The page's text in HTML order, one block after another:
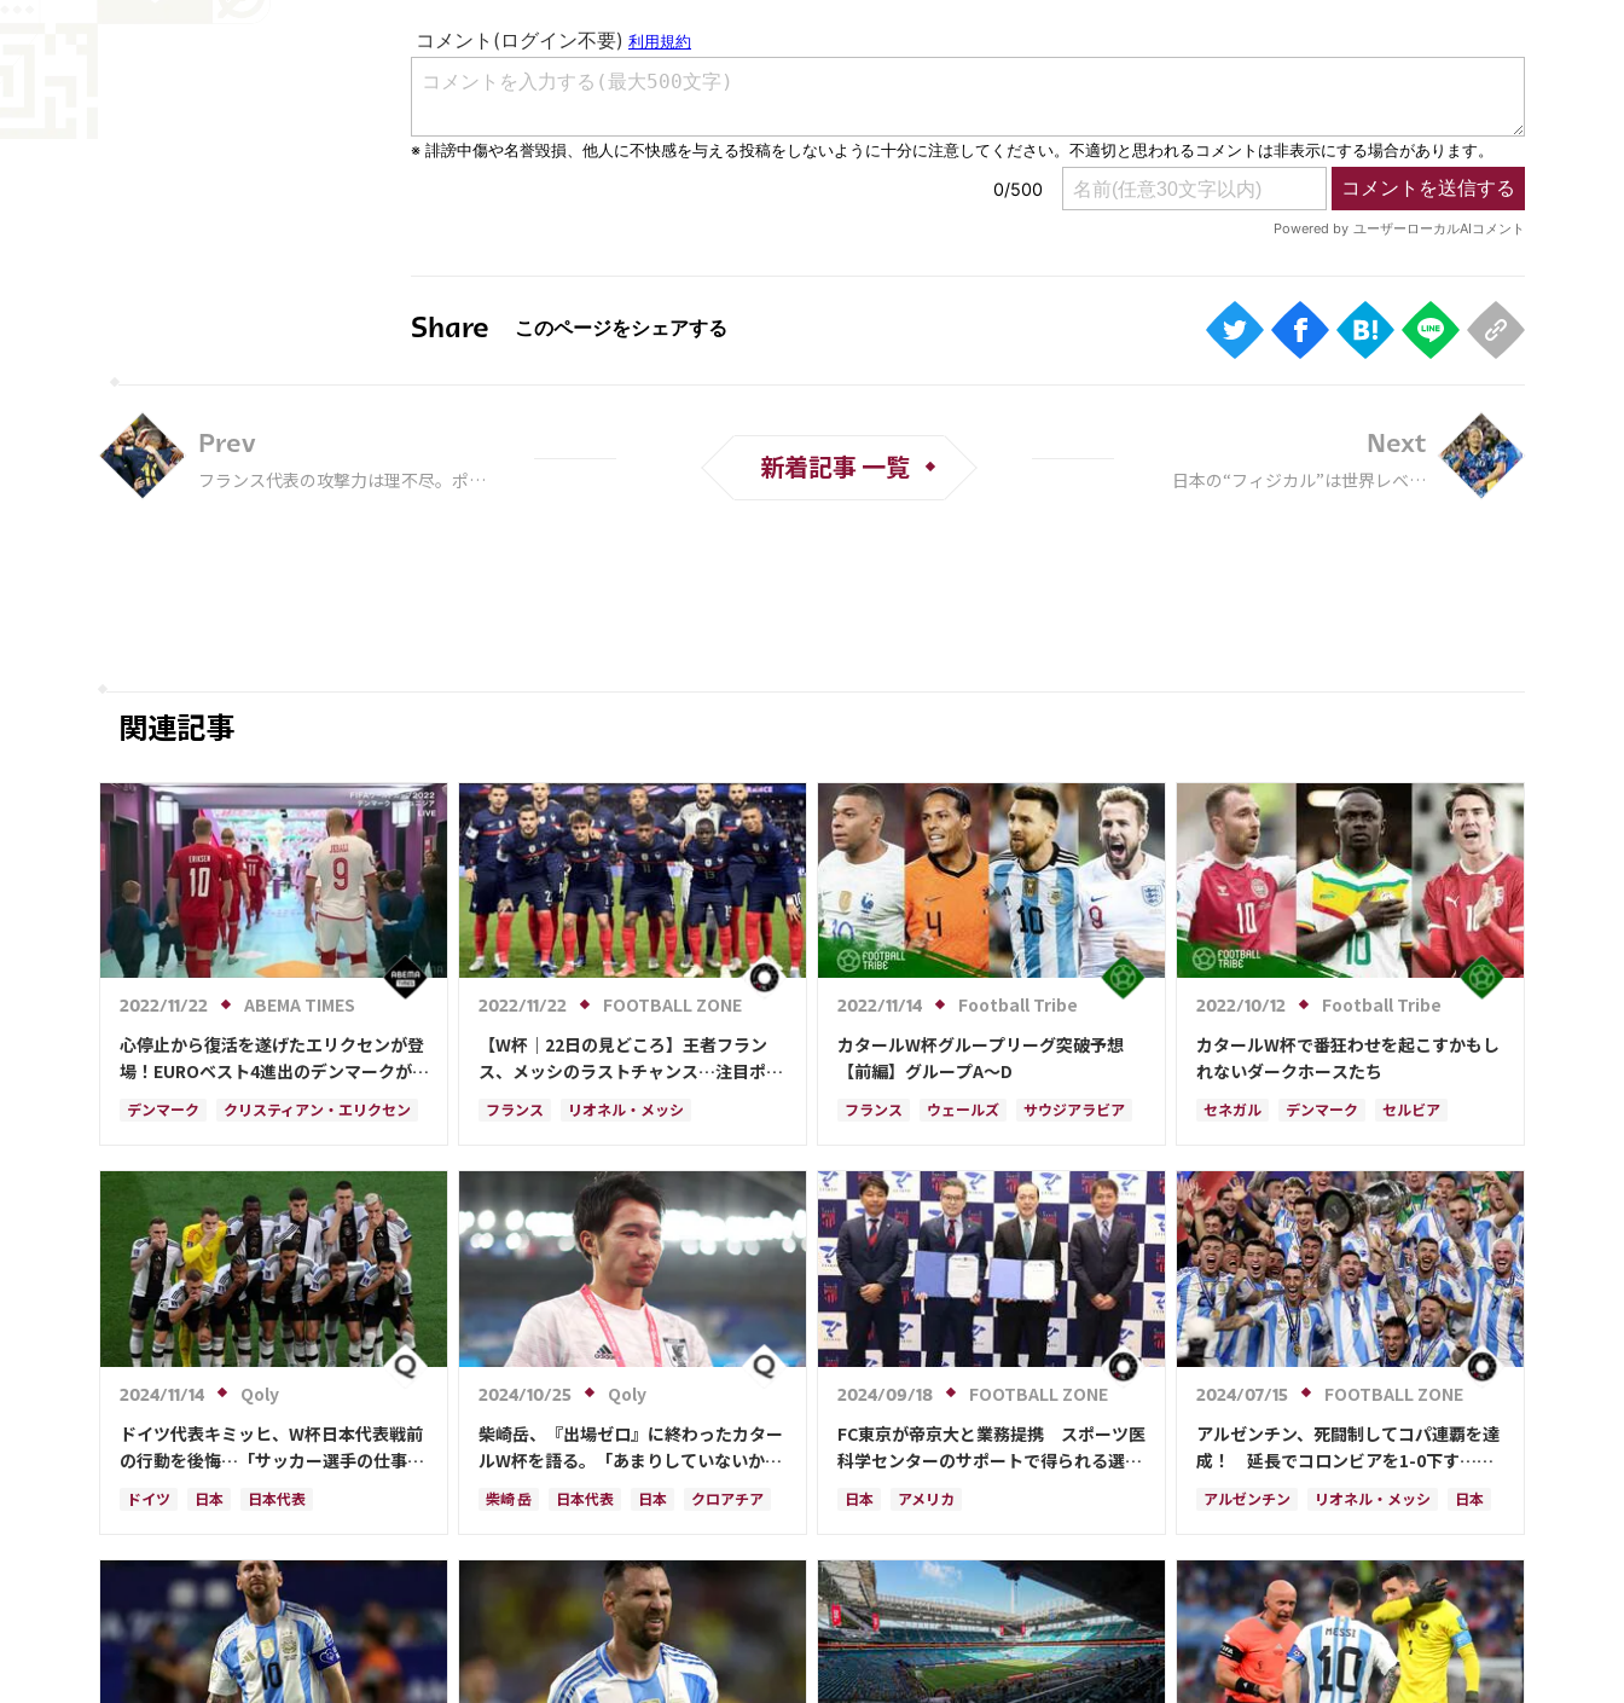
Share
Prev
フランス代表の攻撃力は理不尽。ポグ
新着記事 一覧
Next
日本の“フィジカル”は世界レベル
関連記事
2022/11/22
ABEMA TIMES
心停止から復活を遂げたエリクセンが登
場！EUROベスト4進出のデンマークが
アップセット狙うチュニジアと対戦
デンマーク クリスティアン・エリクセン
日本 ドイツ ベルギー
スイス オーストラリア 日本代表
2022/11/22
FOOTBALL ZONE
【W杯｜22日の見どころ】王者フラン
ス、メッシのラストチャンス…注目ポイ
ントが目白押し
フランス リオネル・メッシ
ポーランド メキシコ
オーストラリア
ロベルト・レバンドフスキ ブラジル
プレーオフ
キリアン・ムバッペ
クリスティアン・エリクセン イラン
エンゴロ・カンテ
2022/11/14
Football Tribe
カタールW杯グループリーグ突破予想
【前編】グループA～D
フランス ウェールズ サウジアラビア
アルゼンチン 日本 リオネル・メッシ
カタール イラン デンマーク
エクアドル メキシコ セネガル
アメリカ オーストラリア 日本代表
ロベルト・レバンドフスキ ドイツ
スペイン ベルギー プレーオフ
コスタリカ
キリアン・ムバッペ
マタイス・デ・リフト
ラファエル・バラン
2022/10/12
Football Tribe
カタールW杯で番狂わせを起こすかもし
れないダークホースたち
セネガル デンマーク セルビア
サディオ・マネ カタール フランス
クロアチア スイス オランダ
ポルトガル オーストラリア
ポーランド プレーオフ エクアドル
カメルーン 日本 コスタリカ
2024/11/14
Qoly
ドイツ代表キミッヒ、W杯日本代表戦前
の行動を後悔…「サッカー選手の仕事は
政治的な意見を表明することではない」
ドイツ 日本 日本代表
2024/10/25
Qoly
柴崎岳、『出場ゼロ』に終わったカター
ルW杯を語る。「あまりしていないから
しようかな」
柴崎 岳 日本代表 日本 クロアチア
2024/09/18
FOOTBALL ZONE
FC東京が帝京大と業務提携 スポーツ医
科学センターのサポートで得られる選手
のメリットは？
日本 アメリカ
2024/07/15
FOOTBALL ZONE
アルゼンチン、死闘制してコパ連覇を達
成！ 延長でコロンビアを1-0下す…歴
代最多更新の16回目Ｖ
アルゼンチン リオネル・メッシ 日本
ウルグアイ